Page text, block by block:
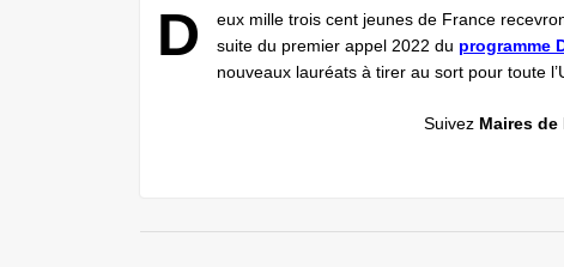
D
eux mille trois cent jeunes de France
suite du premier appel 2022 du programme
nouveaux lauréats à tirer au sort pour toute
Suivez Maires de